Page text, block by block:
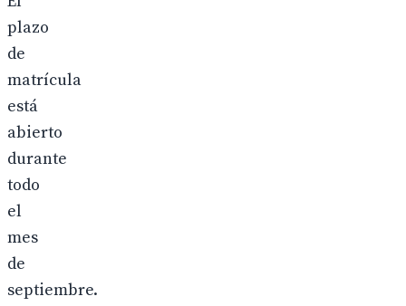
plazo
de
matrícula
está
abierto
durante
todo
el
mes
de
septiembre.